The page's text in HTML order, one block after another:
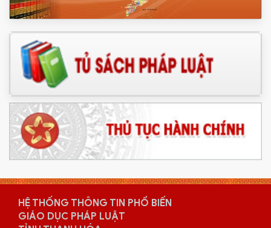
HỆ THỐNG THÔNG TIN PHỔ BIẾN
GIÁO DỤC PHÁP LUẬT